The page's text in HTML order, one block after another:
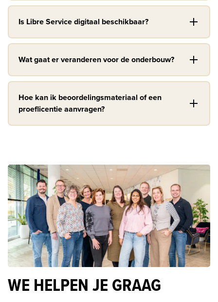
Is Libre Service digitaal beschikbaar?
Wat gaat er veranderen voor de onderbouw?
Hoe kan ik beoordelingsmateriaal of een
proeflicentie aanvragen?
WE HELPEN JE GRAAG